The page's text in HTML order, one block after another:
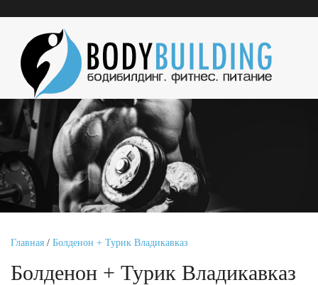
Главная / Болденон + Турик Владикавказ
Болденон + Турик Владикавказ